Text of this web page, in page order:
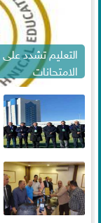
الامتحانات